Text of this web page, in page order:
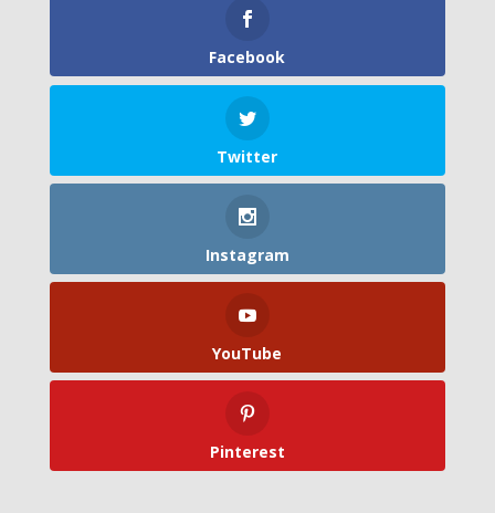
Facebook
Twitter
Instagram
YouTube
Pinterest